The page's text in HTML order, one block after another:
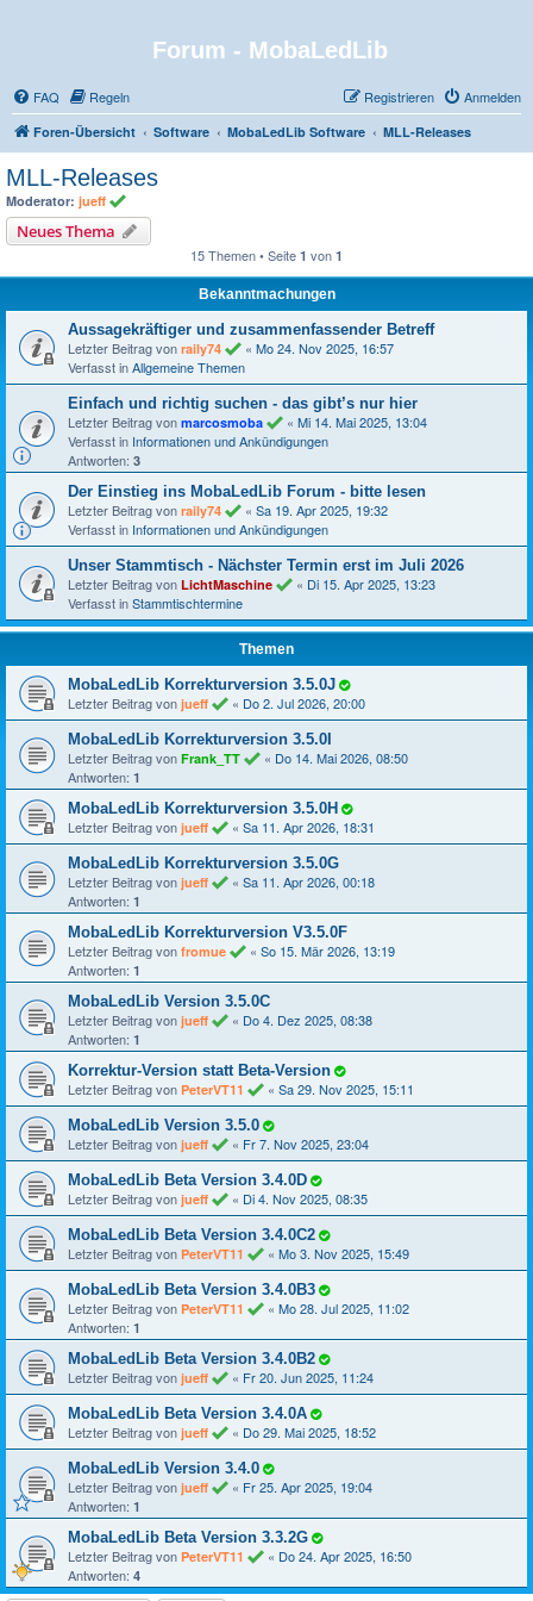
Forum - MobaLedLib
FAQ Regeln Anmelden
Registrieren
Foren-Übersicht Software MobaLedLib Software MLL-Releases
MLL-Releases
Moderator: jueff
Neues Thema
15 Themen • Seite 1 von 1
Bekanntmachungen
Aussagekräftiger und zusammenfassender Betreff
Letzter Beitrag von raily74 « Mo 24. Nov 2025, 16:57
Verfasst inAllgemeine Themen
Einfach und richtig suchen - das gibt’s nur hier
Letzter Beitrag von marcosmoba « Mi 14. Mai 2025, 13:04
Verfasst in Informationen und Ankündigungen
Antworten: 3
Der Einstieg ins MobaLedLib Forum - bitte lesen
Letzter Beitrag von raily74 « Sa 19. Apr 2025, 19:32
Verfasst in Informationen und Ankündigungen
Unser Stammtisch - Nächster Termin erst im Juli 2026
Letzter Beitrag von LichtMaschine « Di 15. Apr 2025, 13:23
Verfasst inStammtischtermine
Themen
MobaLedLib Korrekturversion 3.5.0J
Letzter Beitrag von jueff « Do 2. Jul 2026, 20:00
MobaLedLib Korrekturversion 3.5.0I
Letzter Beitrag von Frank_TT « Do 14. Mai 2026, 08:50
Antworten: 1
MobaLedLib Korrekturversion 3.5.0H
Letzter Beitrag von jueff « Sa 11. Apr 2026, 18:31
MobaLedLib Korrekturversion 3.5.0G
Letzter Beitrag von jueff « Sa 11. Apr 2026, 00:18
Antworten: 1
MobaLedLib Korrekturversion V3.5.0F
Letzter Beitrag von fromue « So 15. Mär 2026, 13:19
Antworten: 1
MobaLedLib Version 3.5.0C
Letzter Beitrag von jueff « Do 4. Dez 2025, 08:38
Antworten: 1
Korrektur-Version statt Beta-Version
Letzter Beitrag von PeterVT11 « Sa 29. Nov 2025, 15:11
MobaLedLib Version 3.5.0
Letzter Beitrag von jueff « Fr 7. Nov 2025, 23:04
MobaLedLib Beta Version 3.4.0D
Letzter Beitrag von jueff « Di 4. Nov 2025, 08:35
MobaLedLib Beta Version 3.4.0C2
Letzter Beitrag von PeterVT11 « Mo 3. Nov 2025, 15:49
MobaLedLib Beta Version 3.4.0B3
Letzter Beitrag von PeterVT11 « Mo 28. Jul 2025, 11:02
Antworten: 1
MobaLedLib Beta Version 3.4.0B2
Letzter Beitrag von jueff « Fr 20. Jun 2025, 11:24
MobaLedLib Beta Version 3.4.0A
Letzter Beitrag von jueff « Do 29. Mai 2025, 18:52
MobaLedLib Version 3.4.0
Letzter Beitrag von jueff « Fr 25. Apr 2025, 19:04
Antworten: 1
MobaLedLib Beta Version 3.3.2G
Letzter Beitrag von PeterVT11 « Do 24. Apr 2025, 16:50
Antworten: 4